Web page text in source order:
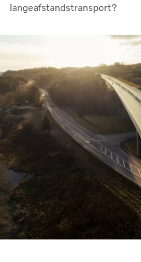
langeafstandstransport?